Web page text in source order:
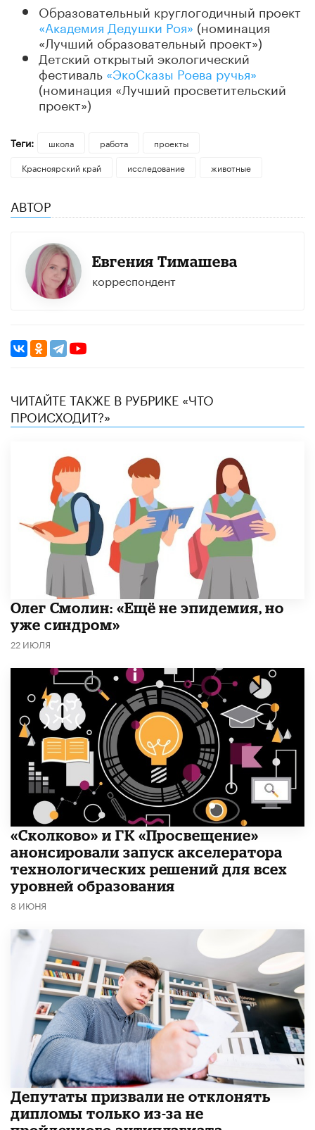
Образовательный круглогодичный проект
«Академия Дедушки Роя» (номинация
«Лучший образовательный проект»)
Детский открытый экологический
фестиваль «ЭкоСказы Роева ручья»
(номинация «Лучший просветительский
проект»)
Теги: школа работа
проекты
Красноярский край
исследование животные
АВТОР
Евгения Тимашева
корреспондент
ЧИТАЙТЕ ТАКЖЕ В РУБРИКЕ «ЧТО
ПРОИСХОДИТ?»
​Олег Смолин: «Ещё не эпидемия, но
уже синдром»
22 ИЮЛЯ
«Сколково» и ГК «Просвещение»
анонсировали запуск акселератора
технологических решений для всех
уровней образования
8 ИЮНЯ
Депутаты призвали не отклонять
дипломы только из-за не